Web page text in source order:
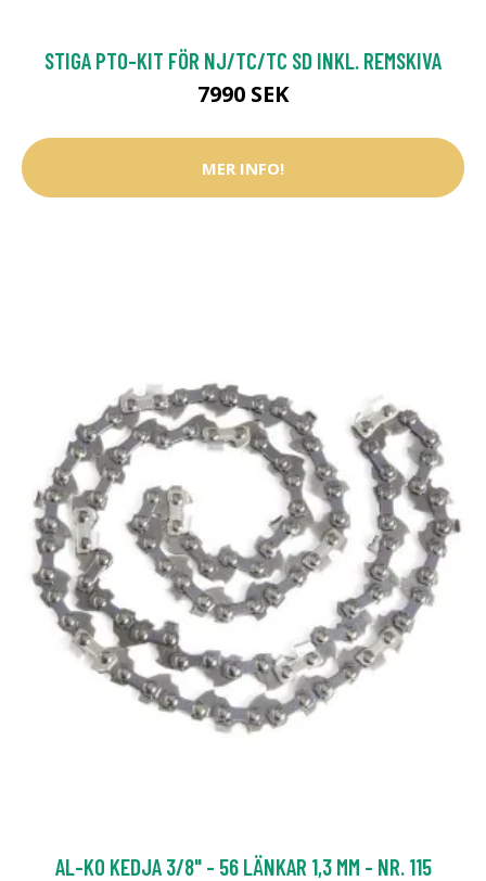
STIGA PTO-KIT FÖR NJ/TC/TC SD INKL. REMSKIVA
7990 SEK
MER INFO!
AL-KO KEDJA 3/8" - 56 LÄNKAR 1,3 MM - NR. 115